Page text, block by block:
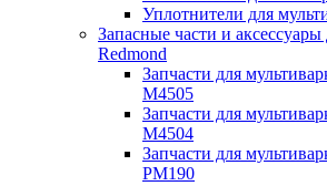
Уплотнители для
Запасные части и аксессуары
Redmond
Запчасти для
M4505
Запчасти для
M4504
Запчасти для
PM190